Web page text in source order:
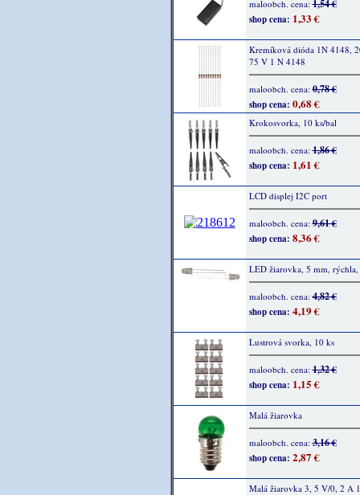
maloobch. cena:1,54 €
shop cena: 1,33 €
Kremíková dióda 1N 4148,
75 V 1 N 4148
maloobch. cena:0,78 €
shop cena: 0,68 €
Krokosvorka, 10 ks/bal
maloobch. cena:1,86 €
shop cena: 1,61 €
LCD displej I2C port
maloobch. cena:9,61 €
shop cena: 8,36 €
LED žiarovka, 5 mm, rýchla,
maloobch. cena:4,82 €
shop cena: 4,19 €
Lustrová svorka, 10 ks
maloobch. cena:1,32 €
shop cena: 1,15 €
Malá žiarovka
maloobch. cena:3,16 €
shop cena: 2,87 €
Malá žiarovka 3, 5 V/0, 2 A